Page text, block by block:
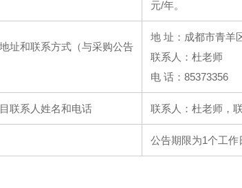
元/年。
址和联系方式（与采购公告
地 址：成都市青羊
联系人：杜老师
电 话：85373356
联系人姓名和电话 联系人：杜老师，
公告期限为1个工作